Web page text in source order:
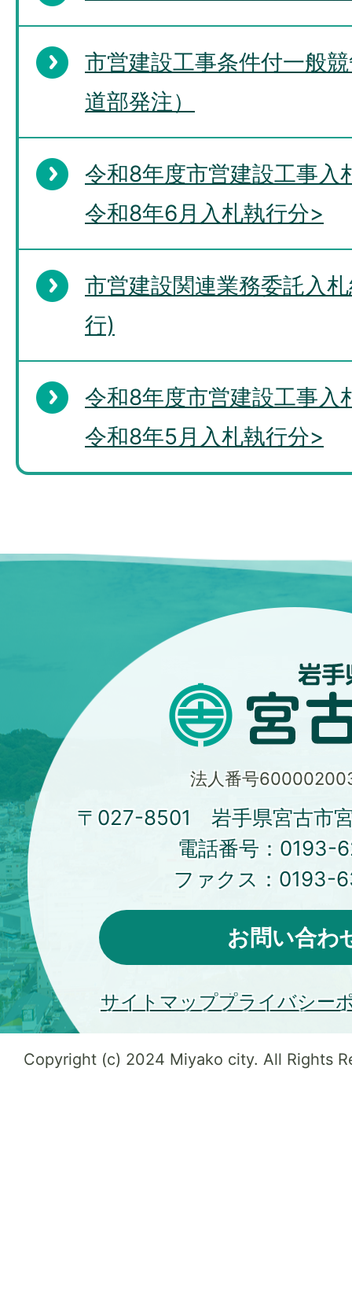
市営建設工事条件付一般
道部発注）
令和8年度市営建設工事入
令和8年6月入札執行分>
市営建設関連業務委託入
行)
令和8年度市営建設工事入
令和8年5月入札執行分>
法人番号
〒027-8501 岩手県宮古市
電話番号： 0193-
ファクス： 0193-
お問い合わ
サイトマッププライバシー
Copyright (c) 2024 Miyako city. All Rights